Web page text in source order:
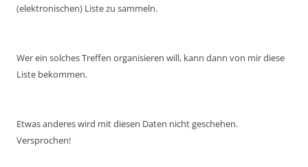
(elektronischen) Liste zu sammeln.
Wer ein solches Treffen organisieren will, kann dann von mir diese
Liste bekommen.
Etwas anderes wird mit diesen Daten nicht geschehen.
Versprochen!